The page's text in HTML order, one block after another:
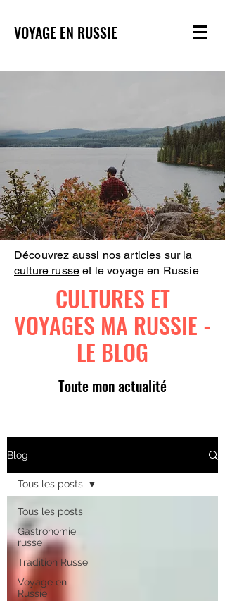
VOYAGE EN RUSSIE
Découvrez aussi nos articles sur la
culture russe et le voyage en Russie
CULTURES ET
VOYAGES MA RUSSIE -
LE BLOG
Toute mon actualité
Blog
Tous les posts
Gastronomie
russe
Tradition Russe
Voyage en
Russie
Tous les posts